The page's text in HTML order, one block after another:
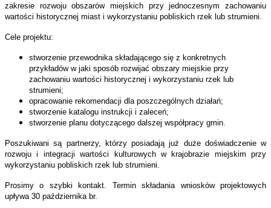
zakresie rozwoju obszarów miejskich przy jednoczesnym zachowaniu
wartości historycznej miast i wykorzystaniu pobliskich rzek lub strumieni.
Cele projektu:
stworzenie przewodnika składającego się z konkretnych
przykładów w jaki sposób rozwijać obszary miejskie przy
zachowaniu wartości historycznej i wykorzystaniu rzek lub
strumieni;
opracowanie rekomendacji dla poszczególnych działań;
stworzenie katalogu instrukcji i zaleceń;
stworzenie planu dotyczącego dalszej współpracy gmin.
Poszukiwani są partnerzy, którzy posiadają już duże doświadczenie w
rozwoju i integracji wartości kulturowych w krajobrazie miejskim przy
wykorzystaniu pobliskich rzek lub strumieni.
Prosimy o szybki kontakt. Termin składania wniosków projektowych
upływa 30 października br.